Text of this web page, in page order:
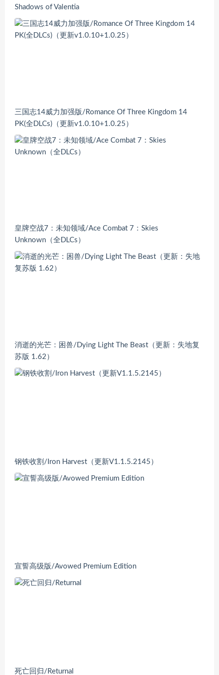
Shadows of Valentia
三国志14威力加强版/Romance Of Three Kingdom 14
PK(全DLCs)（更新v1.0.10+1.0.25）
皇牌空战7：未知领域/Ace Combat 7：Skies
Unknown（全DLCs）
消逝的光芒：困兽/Dying Light The Beast（更新：失地复
苏版 1.62）
钢铁收割/Iron Harvest（更新V1.1.5.2145）
宣誓高级版/Avowed Premium Edition
死亡回归/Returnal